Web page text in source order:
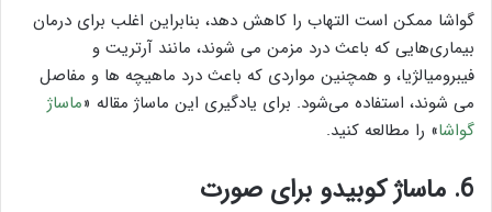
گواشا ممکن است التهاب را کاهش دهد، بنابراین اغلب برای درمان
بیماری‌هایی که باعث درد مزمن می شوند، مانند آرتریت و
فیبرومیالژیا، و همچنین مواردی که باعث درد ماهیچه ها و مفاصل
می شوند، استفاده می‌شود. برای یادگیری این ماساژ مقاله «ماساژ
گواشا» را مطالعه کنید.
6. ماساژ کوبیدو برای صورت